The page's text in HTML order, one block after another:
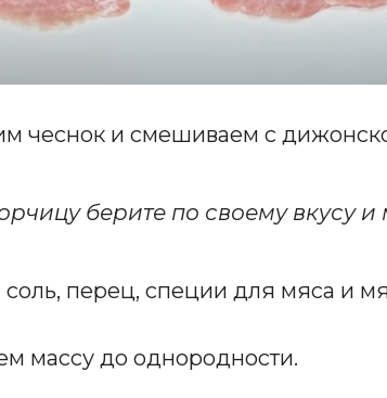
чеснок и смешиваем с
берите по своему вкусу
перец, специи для мяса и
массу до однородности.